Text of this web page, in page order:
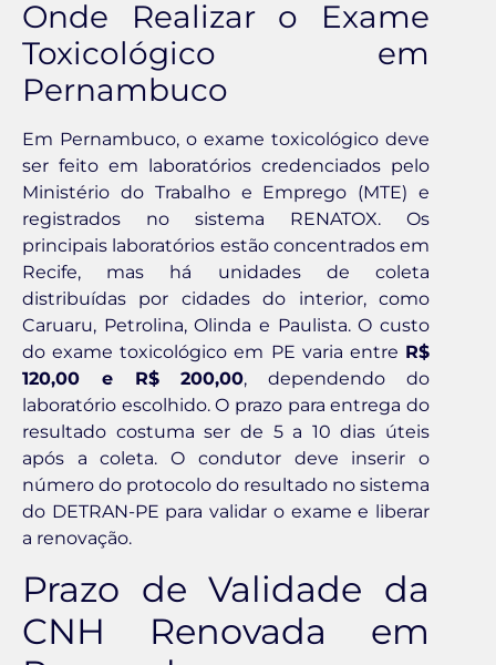
Onde Realizar o Exame
Toxicológico em
Pernambuco
Em Pernambuco, o exame toxicológico deve
ser feito em laboratórios credenciados pelo
Ministério do Trabalho e Emprego (MTE) e
registrados no sistema RENATOX. Os
principais laboratórios estão concentrados em
Recife, mas há unidades de coleta
distribuídas por cidades do interior, como
Caruaru, Petrolina, Olinda e Paulista. O custo
do exame toxicológico em PE varia entre R$
120,00 e R$ 200,00, dependendo do
laboratório escolhido. O prazo para entrega do
resultado costuma ser de 5 a 10 dias úteis
após a coleta. O condutor deve inserir o
número do protocolo do resultado no sistema
do DETRAN-PE para validar o exame e liberar
a renovação.
Prazo de Validade da
CNH Renovada em